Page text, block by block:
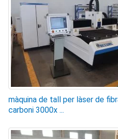
màquina de tall per làser de
carboni 3000x ...